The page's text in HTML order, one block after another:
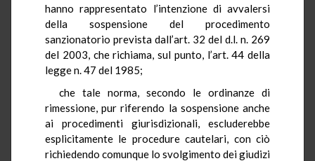
hanno rappresentato l’intenzione di avvalersi
della sospensione del procedimento
sanzionatorio prevista dall’art. 32 del d.l. n. 269
del 2003, che richiama, sul punto, l’art. 44 della
legge n. 47 del 1985;
che tale norma, secondo le ordinanze di
rimessione, pur riferendo la sospensione anche
ai procedimenti giurisdizionali, escluderebbe
esplicitamente le procedure cautelari, con ciò
richiedendo comunque lo svolgimento dei giudizi